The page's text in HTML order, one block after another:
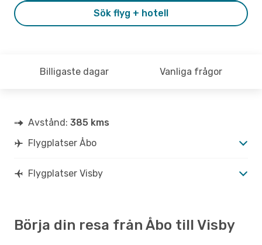
Sök flyg + hotell
Billigaste dagar Vanliga frågor
Avstånd: 385 kms
Flygplatser Åbo
Flygplatser Visby
Börja din resa från Åbo till Visby